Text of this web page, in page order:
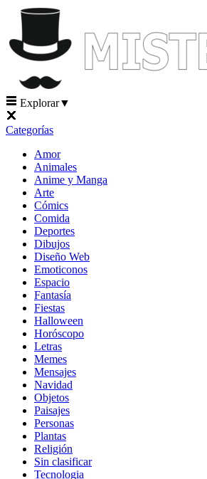
Explorar▼
Categorías
Amor
Animales
Anime y Manga
Arte
Cómics
Comida
Deportes
Dibujos
Diseño Web
Emoticonos
Espacio
Fantasía
Fiestas
Halloween
Horóscopo
Letras
Memes
Mensajes
Navidad
Objetos
Paisajes
Personas
Plantas
Religión
Sin clasificar
Tecnologia